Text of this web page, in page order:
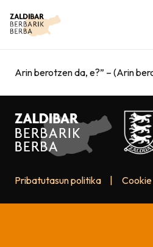
Arin berotzen da, e?” – (Arin
Pribatutasun politika